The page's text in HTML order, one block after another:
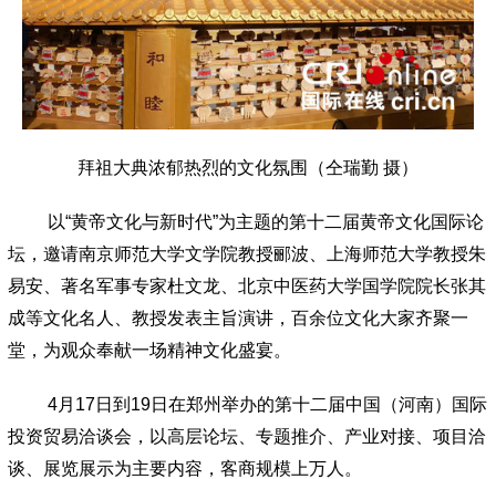
拜祖大典浓郁热烈的文化氛围（仝瑞勤 摄）
以“黄帝文化与新时代”为主题的第十二届黄帝文化国际论
坛，邀请南京师范大学文学院教授郦波、上海师范大学教授朱
易安、著名军事专家杜文龙、北京中医药大学国学院院长张其
成等文化名人、教授发表主旨演讲，百余位文化大家齐聚一
堂，为观众奉献一场精神文化盛宴。
4月 17日到 19日在郑州举办的第十二届中国（河南）国际
投资贸易洽谈会，以高层论坛、专题推介、产业对接、项目洽
谈、展览展示为主要内容，客商规模上万人。